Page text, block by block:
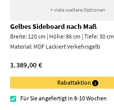
+ viele weitere Optionen
Gelbes Sideboard nach Maß
Breite: 120 cm | Höhe: 86 cm | Tiefe: 30 cm
Material: MDF Lackiert Verkehrs­gelb
1.389,00 €
Rabattaktion
Für Sie angefertigt in 8-10 Wochen